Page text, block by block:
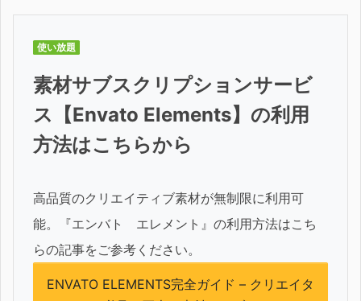
使い放題
素材サブスクリプションサービ
ス【Envato Elements】の利用
方法はこちらから
高品質のクリエイティブ素材が無制限に利用可
能。『エンバト エレメント』の利用方法はこち
らの記事をご参考ください。
ENVATO ELEMENTS完全ガイド – クリエイタ